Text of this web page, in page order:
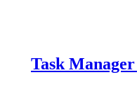
۷ فرآیندی که نباید در Task Manager